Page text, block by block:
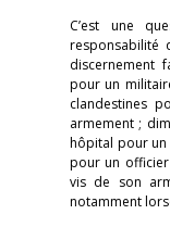
C’est une
responsabilité
discernement
pour un
clandestines
armement ;
hôpital pour un
pour un
vis de son
notamment